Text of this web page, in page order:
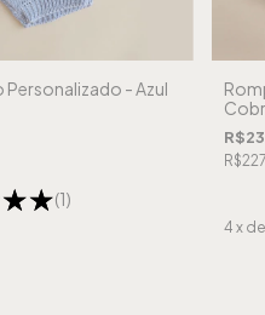
- Azul
(1)
4 x de